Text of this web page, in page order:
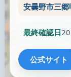
公式サイト
安曇野市三
最終確認日